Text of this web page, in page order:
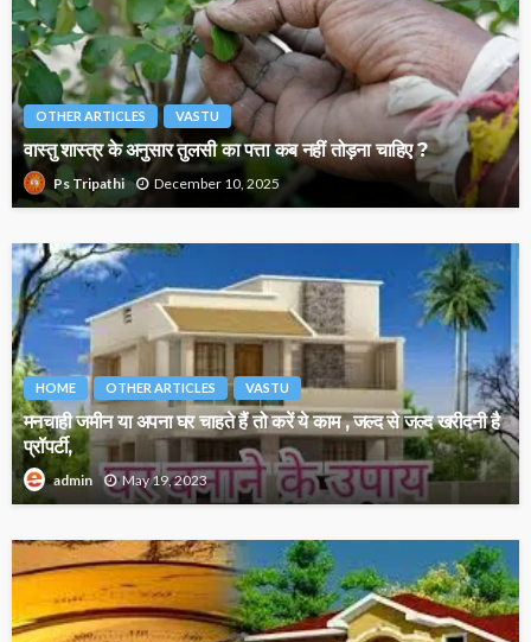
OTHER ARTICLES VASTU
वास्तु शास्त्र के अनुसार तुलसी का पत्ता कब नहीं तोड़ना चाहिए ?
Ps Tripathi December 10, 2025
HOME OTHER ARTICLES VASTU
मनचाही जमीन या अपना घर चाहते हैं तो करें ये काम , जल्द से जल्द खरीदनी है
प्रॉपर्टी,
admin May 19, 2023